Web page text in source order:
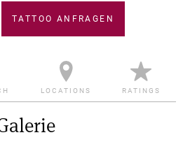
TATTOO ANFRAGEN
LOCATIONS RATINGS